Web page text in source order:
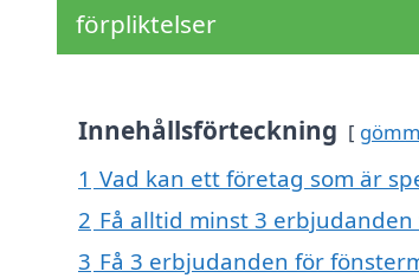
förpliktelser
Innehållsförteckning
1 Vad kan ett företag som är
2 Få alltid minst 3
3 Få 3 erbjudanden för